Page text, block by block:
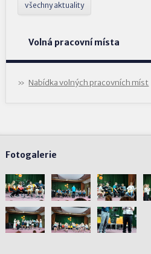
všechny aktuality
Volná pracovní místa
Nabídka volných pracovních míst
Fotogalerie